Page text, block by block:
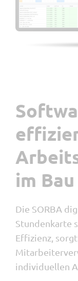
Werkstatt
MIS
myQR-Scan
Lieferschein
im Bau
Die SORBA
Stundenkarte
Effizienz,
individuellen